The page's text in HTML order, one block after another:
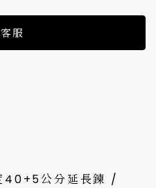
服
40+5公分延長鍊 /